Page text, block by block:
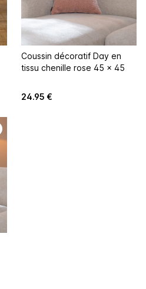
Coussin décoratif Day en
tissu chenille rose 45 x 45
24.95 €